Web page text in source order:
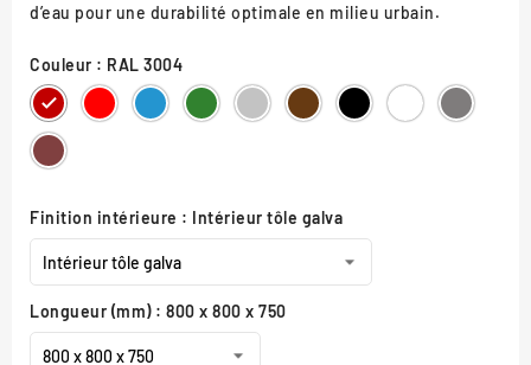
d’eau pour une durabilité optimale en milieu urbain.
Couleur : RAL 3004
RAL
3004
RAL
3020
RAL
5010
RAL
6005
RAL
7044
RAL
8017
RAL
9005
RAL
9010
Gris
Procity
Aspect
Corten
Finition intérieure : Intérieur tôle galva
Longueur (mm) : 800 x 800 x 750